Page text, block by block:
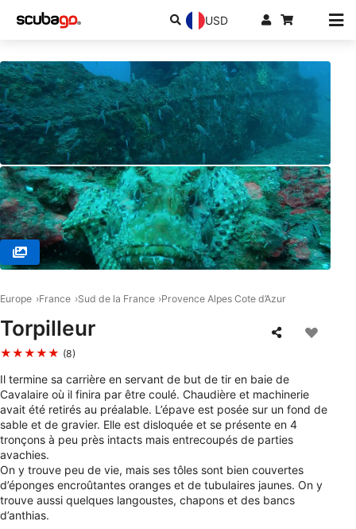
USD
Europe France Sud de la France Provence Alpes Cote d’Azur
Torpilleur
★★★★★ (8)
Il termine sa carrière en servant de but de tir en baie de
Cavalaire où il finira par être coulé. Chaudière et machinerie
avait été retirés au préalable. L’épave est posée sur un fond de
sable et de gravier. Elle est disloquée et se présente en 4
tronçons à peu près intacts mais entrecoupés de parties
avachies.
On y trouve peu de vie, mais ses tôles sont bien couvertes
d’éponges encroûtantes oranges et de tubulaires jaunes. On y
trouve aussi quelques langoustes, chapons et des bancs
d’anthias.